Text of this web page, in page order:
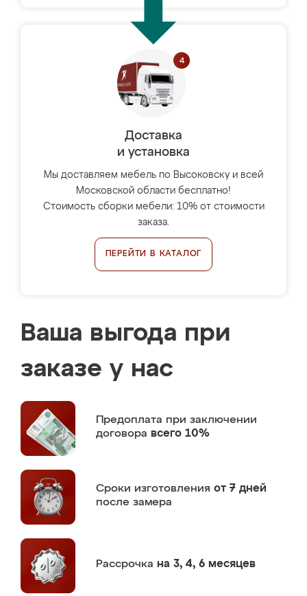
Доставка
и установка
Мы доставляем мебель по Высоковску и всей
Московской области бесплатно!
Стоимость сборки мебели: 10% от стоимости
заказа.
ПЕРЕЙТИ В КАТАЛОГ
Ваша выгода при
заказе у нас
Предоплата при заключении
договора всего 10%
Сроки изготовления от 7 дней
после замера
Рассрочка на 3, 4, 6 месяцев